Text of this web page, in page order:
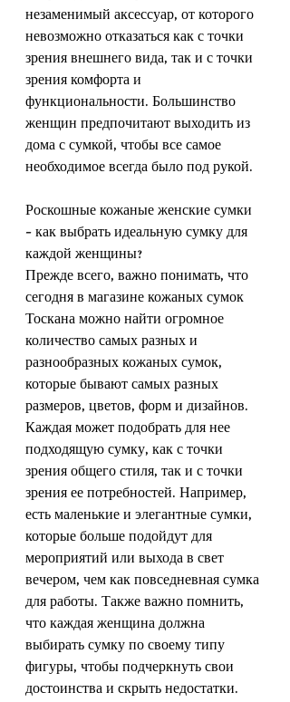
незаменимый аксессуар, от которого
невозможно отказаться как с точки
зрения внешнего вида, так и с точки
зрения комфорта и
функциональности. Большинство
женщин предпочитают выходить из
дома с сумкой, чтобы все самое
необходимое всегда было под рукой.
Роскошные кожаные женские сумки
– как выбрать идеальную сумку для
каждой женщины?
Прежде всего, важно понимать, что
сегодня в магазине кожаных сумок
Тоскана можно найти огромное
количество самых разных и
разнообразных кожаных сумок,
которые бывают самых разных
размеров, цветов, форм и дизайнов.
Каждая может подобрать для нее
подходящую сумку, как с точки
зрения общего стиля, так и с точки
зрения ее потребностей. Например,
есть маленькие и элегантные сумки,
которые больше подойдут для
мероприятий или выхода в свет
вечером, чем как повседневная сумка
для работы. Также важно помнить,
что каждая женщина должна
выбирать сумку по своему типу
фигуры, чтобы подчеркнуть свои
достоинства и скрыть недостатки.